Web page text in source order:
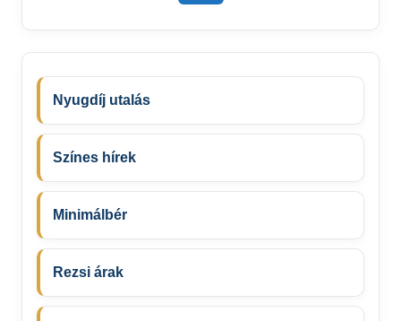
Nyugdíj utalás
Színes hírek
Minimálbér
Rezsi árak